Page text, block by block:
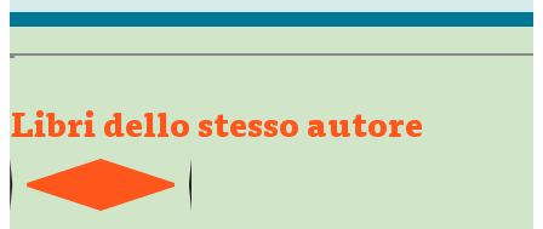
Libri dello stesso autore